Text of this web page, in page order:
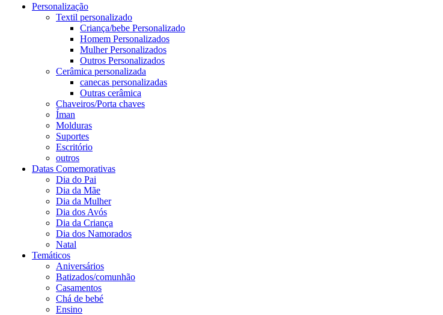
Personalização
Textil personalizado
Criança/bebe Personalizado
Homem Personalizados
Mulher Personalizados
Outros Personalizados
Cerâmica personalizada
canecas personalizadas
Outras cerâmica
Chaveiros/Porta chaves
Íman
Molduras
Suportes
Escritório
outros
Datas Comemorativas
Dia do Pai
Dia da Mãe
Dia da Mulher
Dia dos Avós
Dia da Criança
Dia dos Namorados
Natal
Temáticos
Aniversários
Batizados/comunhão
Casamentos
Chá de bebé
Ensino